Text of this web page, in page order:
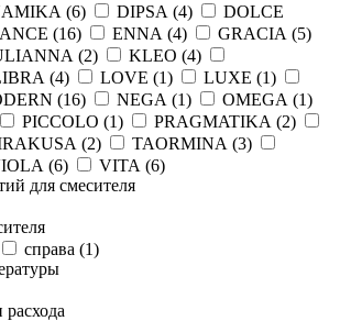
(6) DIPSA (4)
DOLCE
(16) ENNA (4) GRACIA (5)
(2) KLEO (4)
(4) LOVE (1) LUXE (1)
(16) NEGA (1) OMEGA (1)
PICCOLO (1) PRAGMATIKA (2)
(2) TAORMINA (3)
(6) VITA (6)
для смесителя
справа (1)